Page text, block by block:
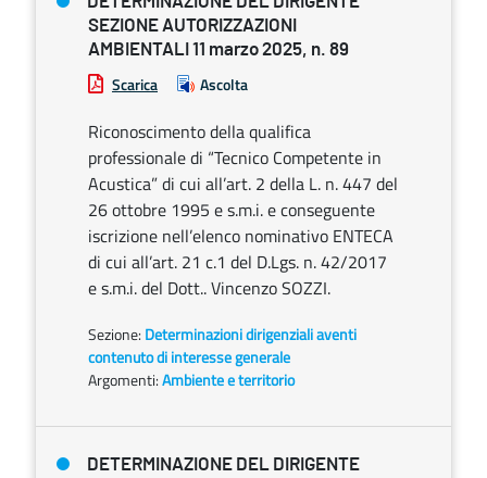
SEZIONE AUTORIZZAZIONI
AMBIENTALI 11 marzo 2025, n. 89
Scarica Ascolta
Riconoscimento della qualifica
professionale di “Tecnico Competente in
Acustica” di cui all’art. 2 della L. n. 447 del
26 ottobre 1995 e s.m.i. e conseguente
iscrizione nell’elenco nominativo ENTECA
di cui all’art. 21 c.1 del D.Lgs. n. 42/2017
e s.m.i. del Dott.. Vincenzo SOZZI.
Sezione: Determinazioni dirigenziali aventi
contenuto di interesse generale
Argomenti:Ambiente e territorio
DETERMINAZIONE DEL DIRIGENTE